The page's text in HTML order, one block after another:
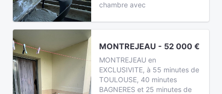
chambre avec
MONTREJEAU - 52 000 €
MONTREJEAU en
EXCLUSIVITE, à 55 minutes de
TOULOUSE, 40 minutes
BAGNERES et 25 minutes de